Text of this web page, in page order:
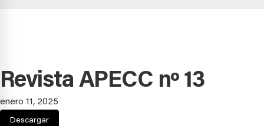
Revista APECC nº 13
enero 11, 2025
Descargar